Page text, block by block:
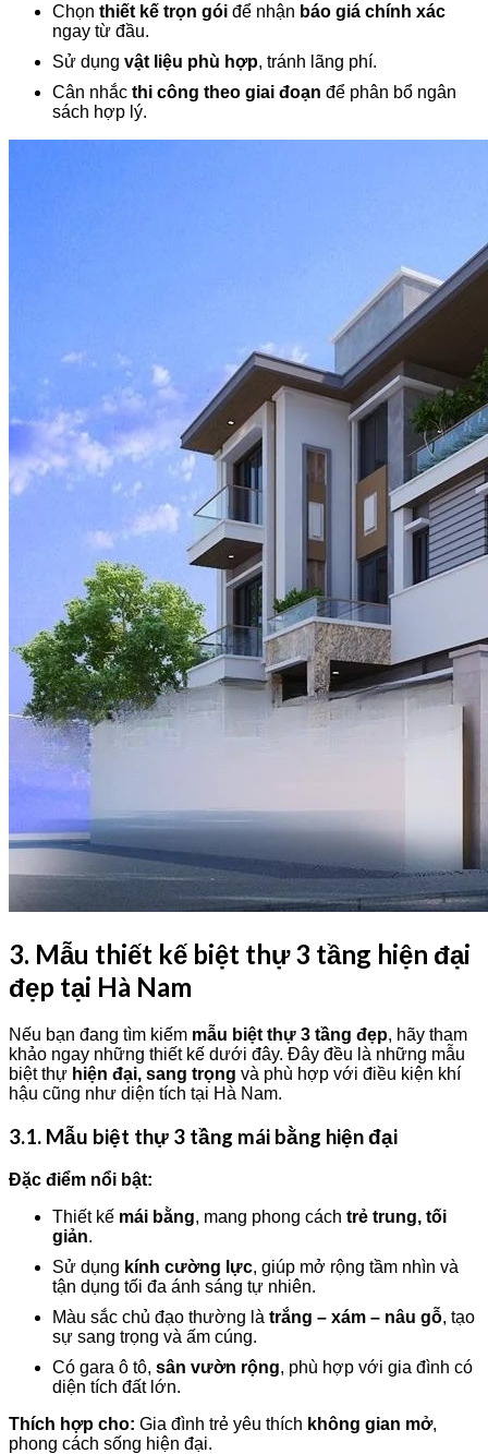
Chọn thiết kế trọn gói để nhận báo giá chính xác
ngay từ đầu.
Sử dụng vật liệu phù hợp, tránh lãng phí.
Cân nhắc thi công theo giai đoạn để phân bổ ngân
sách hợp lý.
3. Mẫu thiết kế biệt thự 3 tầng hiện đại
đẹp tại Hà Nam
Nếu bạn đang tìm kiếm mẫu biệt thự 3 tầng đẹp, hãy tham
khảo ngay những thiết kế dưới đây. Đây đều là những mẫu
biệt thự hiện đại, sang trọng và phù hợp với điều kiện khí
hậu cũng như diện tích tại Hà Nam.
3.1. Mẫu biệt thự 3 tầng mái bằng hiện đại
Đặc điểm nổi bật:
Thiết kế mái bằng, mang phong cách trẻ trung, tối
giản.
Sử dụng kính cường lực, giúp mở rộng tầm nhìn và
tận dụng tối đa ánh sáng tự nhiên.
Màu sắc chủ đạo thường là trắng – xám – nâu gỗ, tạo
sự sang trọng và ấm cúng.
Có gara ô tô, sân vườn rộng, phù hợp với gia đình có
diện tích đất lớn.
Thích hợp cho: Gia đình trẻ yêu thích không gian mở,
phong cách sống hiện đại.